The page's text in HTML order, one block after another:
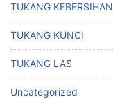
TUKANG KEBERSIHAN
TUKANG KUNCI
TUKANG LAS
Uncategorized